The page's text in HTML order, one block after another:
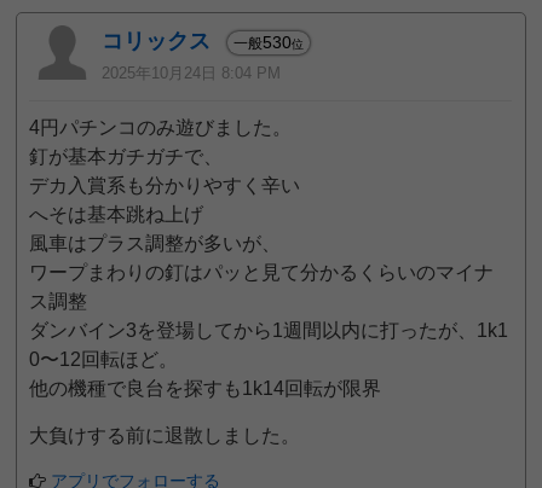
コリックス 一般530位
2025年10月24日 8:04 PM
4円パチンコのみ遊びました。
釘が基本ガチガチで、
デカ入賞系も分かりやすく辛い
へそは基本跳ね上げ
風車はプラス調整が多いが、
ワープまわりの釘はパッと見て分かるくらいのマイナ
ス調整
ダンバイン3を登場してから1週間以内に打ったが、1k1
0〜12回転ほど。
他の機種で良台を探すも1k14回転が限界
大負けする前に退散しました。
アプリでフォローする